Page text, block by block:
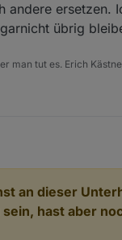
andere ersetzen.
übrig
man tut es. Erich
an dieser
hast aber